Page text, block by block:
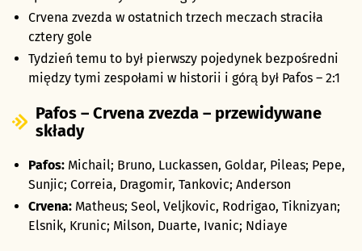
Crvena zvezda w ostatnich trzech meczach straciła
cztery gole
Tydzień temu to był pierwszy pojedynek bezpośredni
między tymi zespołami w historii i górą był Pafos – 2:1
Pafos – Crvena zvezda – przewidywane
składy
Pafos: Michail; Bruno, Luckassen, Goldar, Pileas; Pepe,
Sunjic; Correia, Dragomir, Tankovic; Anderson
Crvena: Matheus; Seol, Veljkovic, Rodrigao, Tiknizyan;
Elsnik, Krunic; Milson, Duarte, Ivanic; Ndiaye